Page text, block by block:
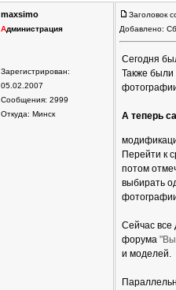
maxsimo
Администрация
Зарегистрирован:
05.02.2007
Сообщения: 2999
Откуда: Минск
Заголовок
Добавлено:
Сегодня
Также были
А теперь
Перейти к
потом
выбирать
Сейчас все
форума
и моделей.